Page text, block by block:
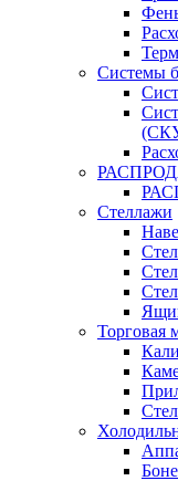
Системы
Стеллажи
Торговая